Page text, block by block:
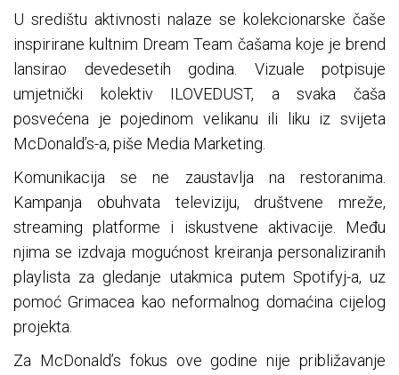
U središtu aktivnosti nalaze se kolekcionarske čaše
inspirirane kultnim Dream Team čašama koje je brend
lansirao devedesetih godina. Vizuale potpisuje
umjetnički kolektiv ILOVEDUST, a svaka čaša
posvećena je pojedinom velikanu ili liku iz svijeta
McDonald’s-a, piše Media Marketing.
Komunikacija se ne zaustavlja na restoranima.
Kampanja obuhvata televiziju, društvene mreže,
streaming platforme i iskustvene aktivacije. Među
njima se izdvaja mogućnost kreiranja personaliziranih
playlista za gledanje utakmica putem Spotifyj-a, uz
pomoć Grimacea kao neformalnog domaćina cijelog
projekta.
Za McDonald’s fokus ove godine nije približavanje